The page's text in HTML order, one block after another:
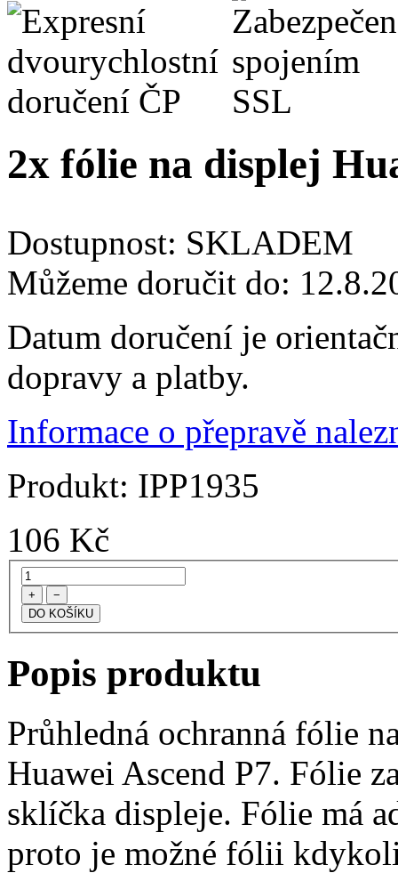
2x fólie na displej
Dostupnost: SKLADEM
Můžeme doručit do:
Datum doručení je
dopravy a platby.
Informace o přepravě
Produkt: IPP1935
106 Kč
+ −
Popis produktu
Průhledná ochranná fólie
Huawei Ascend P7. Fólie
sklíčka displeje. Fólie má
proto je možné fólii